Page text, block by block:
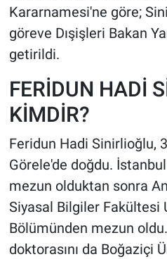
Kararnamesi'ne göre;
göreve Dışişleri Bakan
getirildi.
FERİDUN HADİ
KİMDİR?
Feridun Hadi Sinirlioğlu,
Görele'de doğdu.
mezun olduktan sonra
Siyasal Bilgiler Fakültesi
Bölümünden mezun
doktorasını da Boğaziçi